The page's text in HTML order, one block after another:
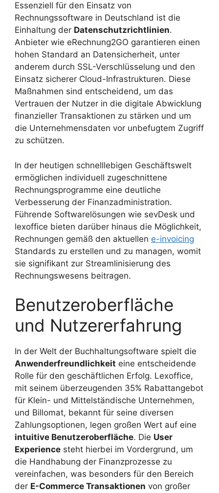
Essenziell für den Einsatz von
Rechnungssoftware in Deutschland ist die
Einhaltung der Datenschutzrichtlinien.
Anbieter wie eRechnung2GO garantieren einen
hohen Standard an Datensicherheit, unter
anderem durch SSL-Verschlüsselung und den
Einsatz sicherer Cloud-Infrastrukturen. Diese
Maßnahmen sind entscheidend, um das
Vertrauen der Nutzer in die digitale Abwicklung
finanzieller Transaktionen zu stärken und um
die Unternehmensdaten vor unbefugtem Zugriff
zu schützen.
In der heutigen schnelllebigen Geschäftswelt
ermöglichen individuell zugeschnittene
Rechnungsprogramme eine deutliche
Verbesserung der Finanzadministration.
Führende Softwarelösungen wie sevDesk und
lexoffice bieten darüber hinaus die Möglichkeit,
Rechnungen gemäß den aktuellen e-invoicing
Standards zu erstellen und zu managen, womit
sie signifikant zur Streamlinisierung des
Rechnungswesens beitragen.
Benutzeroberfläche
und Nutzererfahrung
In der Welt der Buchhaltungsoftware spielt die
Anwenderfreundlichkeit eine entscheidende
Rolle für den geschäftlichen Erfolg. Lexoffice,
mit seinem überzeugenden 35% Rabattangebot
für Klein- und Mittelständische Unternehmen,
und Billomat, bekannt für seine diversen
Zahlungsoptionen, legen großen Wert auf eine
intuitive Benutzeroberfläche. Die User
Experience steht hierbei im Vordergrund, um
die Handhabung der Finanzprozesse zu
vereinfachen, was besonders für den Bereich
der E-Commerce Transaktionen von großer